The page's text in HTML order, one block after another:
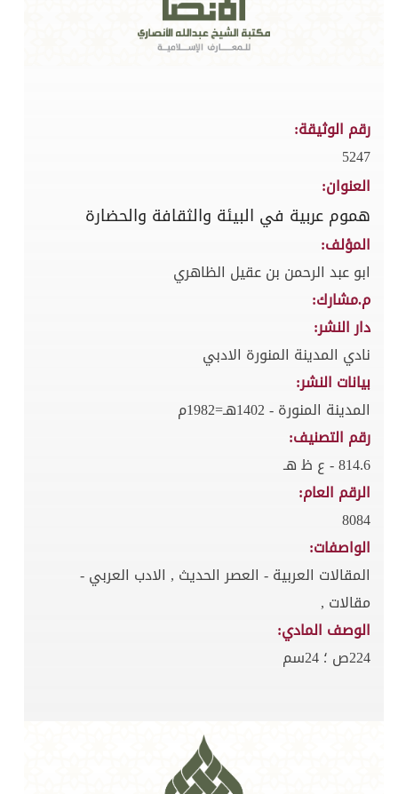
رقم الوثيقة:
5247
العنوان:
هموم عربية في البيئة والثقافة والحضارة
المؤلف:
ابو عبد الرحمن بن عقيل الظاهري
م.مشارك:
دار النشر:
نادي المدينة المنورة الادبي
بيانات النشر:
المدينة المنورة - 1402هـ=1982م
رقم التصنيف:
814.6 - ع ظ هـ
الرقم العام:
8084
الواصفات:
المقالات العربية - العصر الحديث , الادب العربي -
مقالات ,
الوصف المادي:
224ص ؛ 24سم